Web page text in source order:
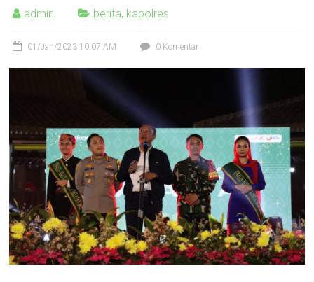
admin berita, kapolres
01/Jan/2023 10:07 AM 0 Komentar